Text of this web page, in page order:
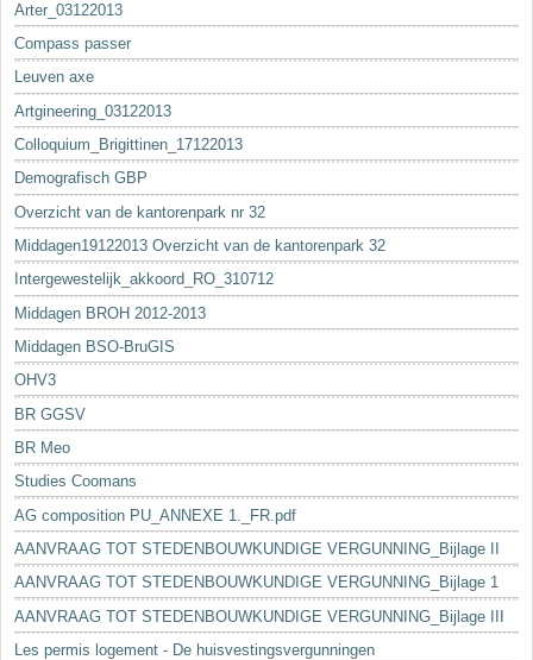
Arter_03122013
Compass passer
Leuven axe
Artgineering_03122013
Colloquium_Brigittinen_17122013
Demografisch GBP
Overzicht van de kantorenpark nr 32
Middagen19122013 Overzicht van de kantorenpark 32
Intergewestelijk_akkoord_RO_310712
Middagen BROH 2012-2013
Middagen BSO-BruGIS
OHV3
BR GGSV
BR Meo
Studies Coomans
AG composition PU_ANNEXE 1._FR.pdf
AANVRAAG TOT STEDENBOUWKUNDIGE VERGUNNING_Bijlage II
AANVRAAG TOT STEDENBOUWKUNDIGE VERGUNNING_Bijlage 1
AANVRAAG TOT STEDENBOUWKUNDIGE VERGUNNING_Bijlage III
Les permis logement - De huisvestingsvergunningen